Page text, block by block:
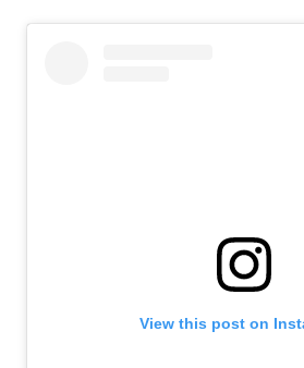
View this post on